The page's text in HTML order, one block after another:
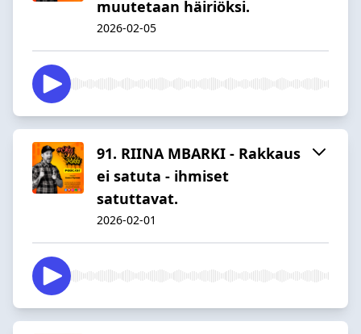
muutetaan häiriöksi.
2026-02-05
91. RIINA MBARKI - Rakkaus
ei satuta - ihmiset
satuttavat.
2026-02-01